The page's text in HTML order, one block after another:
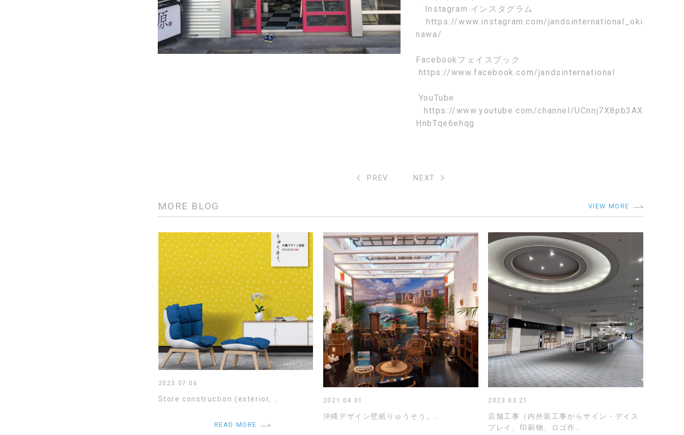
Instagram インスタグラム
https://www.instagram.com/jandsinternational_oki
nawa/
Facebook フェイスブック
https://www.facebook.com/jandsinternational
YouTube
https://www.youtube.com/channel/UCnnj7X8pb3AX
HnbTqe6ehqg
PREV NEXT
MORE BLOG VIEW MORE
2023.07.06
Store construction (exterior, …
READ MORE
2021.04.01
沖縄デザイン壁紙りゅうそう。…
2023.03.21
店舗工事（内外装工事からサイン・デイス
プレイ、印刷物、ロゴ作…